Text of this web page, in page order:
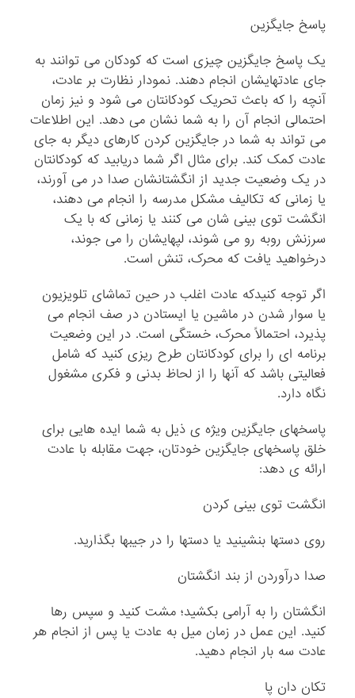
پاسخ جایگزین
یک پاسخ جایگزین چیزی است که کودکان می توانند به
جای عادتهایشان انجام دهند. نمودار نظارت بر عادت،
آنچه را که باعث تحریک کودکانتان می شود و نیز زمان
احتمالی انجام آن را به شما نشان می دهد. این اطلاعات
می تواند به شما در جایگزین کردن کارهای دیگر به جای
عادت کمک کند. برای مثال اگر شما دریابید که کودکانتان
در یک وضعیت جدید از انگشتانشان صدا در می آورند،
یا زمانی که تکالیف مشکل مدرسه را انجام می دهند،
انگشت توی بینی شان می کنند یا زمانی که با یک
سرزنش روبه رو می شوند، لپهایشان را می جوند،
درخواهید یافت که محرک، تنش است.
اگر توجه کنیدکه عادت اغلب در حین تماشای تلویزیون
یا سوار شدن در ماشین یا ایستادن در صف انجام می
پذیرد، احتمالاً محرک، خستگی است. در این وضعیت
برنامه ای را برای کودکانتان طرح ریزی کنید که شامل
فعالیتی باشد که آنها را از لحاظ بدنی و فکری مشغول
نگاه دارد.
پاسخهای جایگزین ویژه ی ذیل به شما ایده هایی برای
خلق پاسخهای جایگزین خودتان، جهت مقابله با عادت
ارائه ی دهد:
انگشت توی بینی کردن
روی دستها بنشینید یا دستها را در جیبها بگذارید.
صدا درآوردن از بند انگشتان
انگشتان را به آرامی بکشید؛ مشت کنید و سپس رها
کنید. این عمل در زمان میل به عادت یا پس از انجام هر
عادت سه بار انجام دهید.
تکان دان پا